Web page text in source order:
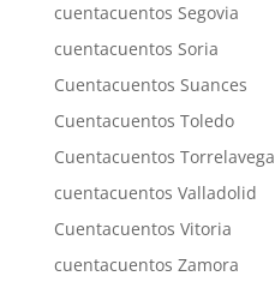
cuentacuentos Segovia
cuentacuentos Soria
Cuentacuentos Suances
Cuentacuentos Toledo
Cuentacuentos Torrelavega
cuentacuentos Valladolid
Cuentacuentos Vitoria
cuentacuentos Zamora